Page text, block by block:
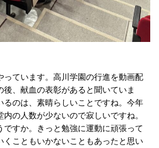
っています。高川学園の行進を動画配
、献血の表彰があると聞いていま
るのは、素晴らしいことですね。今年
の人数が少ないので寂しいですね。
ですか。きっと勉強に運動に頑張って
くこともいかないこともあったと思い